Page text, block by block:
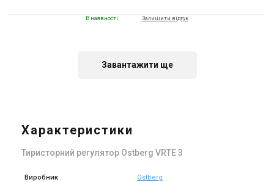
В наявності Залишити відгук
Ціна
Купити
Завантажити ще
Характеристики
Тиристорний регулятор Ostberg VRTE 3
Виробник Ostberg